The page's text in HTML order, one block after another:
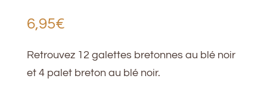
6,95€
Retrouvez 12 galettes bretonnes au blé noir
et 4 palet breton au blé noir.